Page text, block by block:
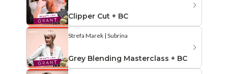
Clipper Cut + BC
Strefa Marek | Subrina
Grey Blending Masterclass + BC